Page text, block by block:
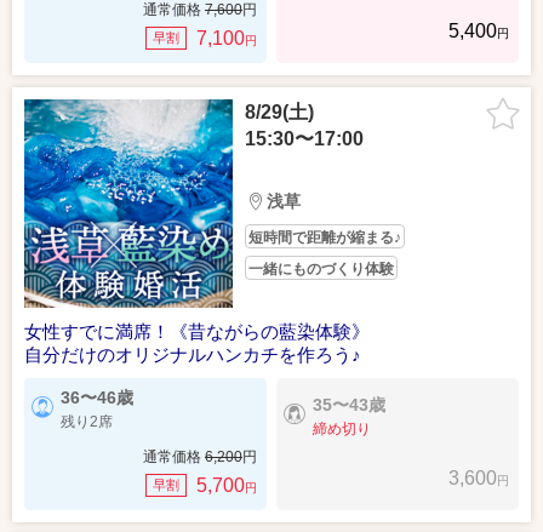
通常価格 7,600円
早割 7,100円 5,400円
8/29(土)
15:30〜17:00
浅草
短時間で距離が縮まる♪
一緒にものづくり体験
女性すでに満席！《昔ながらの藍染体験》
自分だけのオリジナルハンカチを作ろう♪
36〜46歳
残り2席
通常価格 6,200円
早割 5,700円
35〜43歳
締め切り
3,600円